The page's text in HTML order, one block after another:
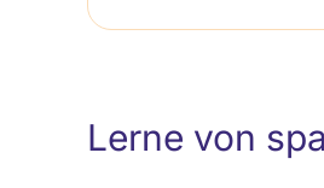
Lerne von